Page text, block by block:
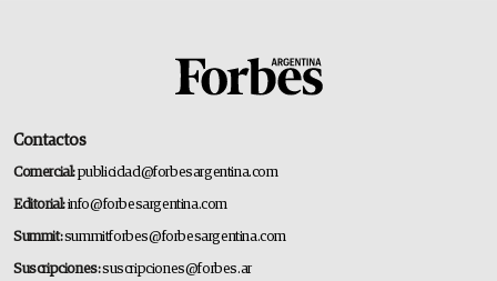
Contactos
Comercial:publicidad@forbesargentina.com
Editorial:info@forbesargentina.com
Summit:summitforbes@forbesargentina.com
Suscripciones:suscripciones@forbes.ar